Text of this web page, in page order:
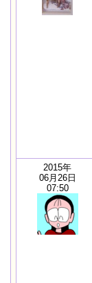
2015年
06月26日
07:50